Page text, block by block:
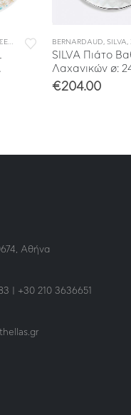
ΣΕΡΒΙΤΣΙΑ ΠΟΡΣΕΛΑΝΗΣ ,
BERNARDAUD, SILVA,
SILVA Πιάτο
Λαχανικών ø:
€204.00
Αθήνα
| +30 210 3636651